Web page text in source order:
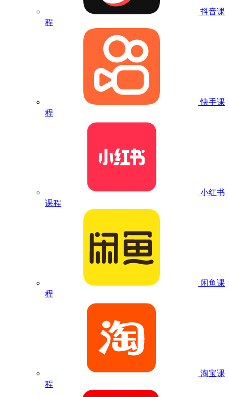
抖音课
程
快手课
程
小红书
课程
闲鱼课
程
淘宝课
程